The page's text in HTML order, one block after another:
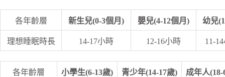
各年齡層 新生兒(0-3個月) 嬰兒(4-12個月) 幼兒
理想睡眠時長 14-17小時 12-16小時 11-
各年齡層 小學生(6-13歲) 青少年(14-17歲) 成年人(18-